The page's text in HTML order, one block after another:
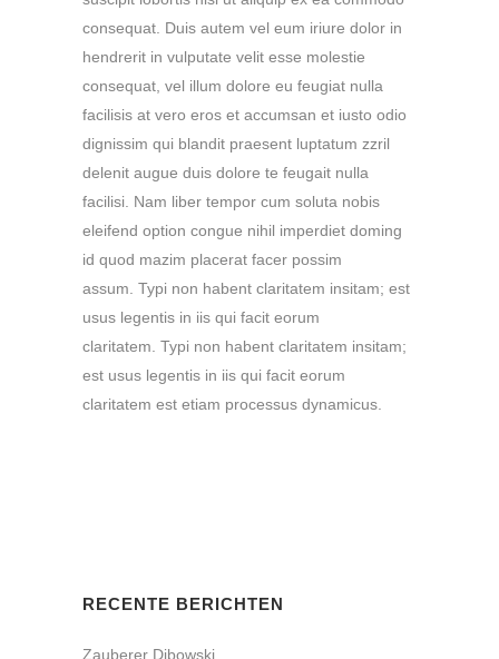
consequat. Duis autem vel eum iriure dolor in
hendrerit in vulputate velit esse molestie
consequat, vel illum dolore eu feugiat nulla
facilisis at vero eros et accumsan et iusto odio
dignissim qui blandit praesent luptatum zzril
delenit augue duis dolore te feugait nulla
facilisi. Nam liber tempor cum soluta nobis
eleifend option congue nihil imperdiet doming
id quod mazim placerat facer possim
assum. Typi non habent claritatem insitam; est
usus legentis in iis qui facit eorum
claritatem. Typi non habent claritatem insitam;
est usus legentis in iis qui facit eorum
claritatem est etiam processus dynamicus.
RECENTE BERICHTEN
Zauberer Dibowski